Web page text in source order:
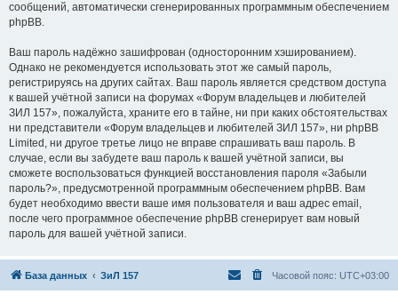
сообщений, автоматически сгенерированных программным обеспечением
phpBB.
Ваш пароль надёжно зашифрован (односторонним хэшированием).
Однако не рекомендуется использовать этот же самый пароль,
регистрируясь на других сайтах. Ваш пароль является средством доступа
к вашей учётной записи на форумах «Форум владельцев и любителей
ЗИЛ 157», пожалуйста, храните его в тайне, ни при каких обстоятельствах
ни представители «Форум владельцев и любителей ЗИЛ 157», ни phpBB
Limited, ни другое третье лицо не вправе спрашивать ваш пароль. В
случае, если вы забудете ваш пароль к вашей учётной записи, вы
сможете воспользоваться функцией восстановления пароля «Забыли
пароль?», предусмотренной программным обеспечением phpBB. Вам
будет необходимо ввести ваше имя пользователя и ваш адрес email,
после чего программное обеспечение phpBB сгенерирует вам новый
пароль для вашей учётной записи.
База данных ЗиЛ 157 Часовой пояс: UTC+03:00